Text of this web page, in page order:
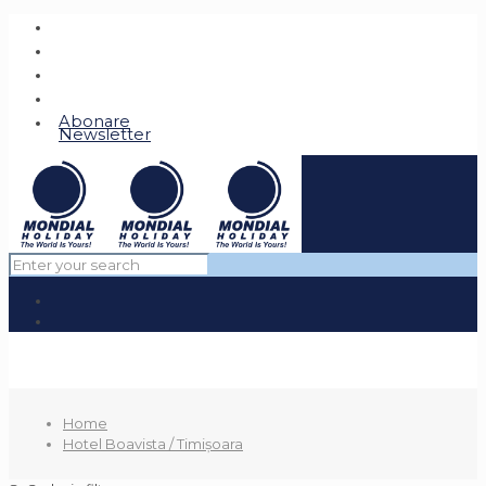
Abonare
Newsletter
Home
Hotel Boavista / Timișoara